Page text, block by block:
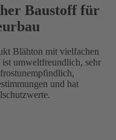
Baustoff für
Blähton mit vielfachen
ist umweltfreundlich, sehr
und hat